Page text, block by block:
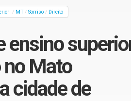
/ MT / Sorriso / Direito
ensino
no Mato
cidade de